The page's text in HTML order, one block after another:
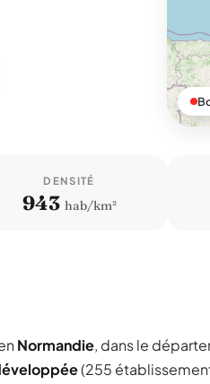
DENSITÉ
943 hab/km²
Normandie, dans le
(255